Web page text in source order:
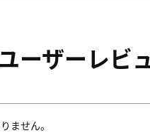
ーザーレビ
ません。